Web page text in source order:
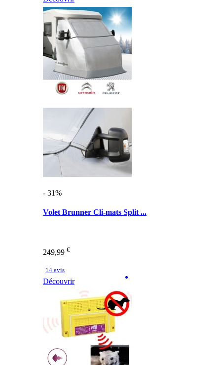
- 31%
Volet Brunner Cli-mats Split ...
249,99 €
14 avis
Découvrir